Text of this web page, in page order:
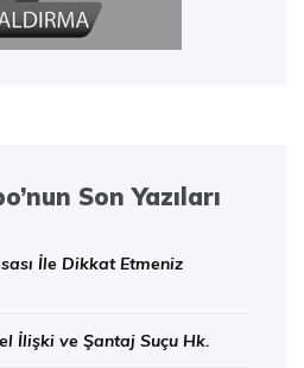
Son Yazıları
İle Dikkat Etmeniz
İlişki ve Şantaj Suçu Hk.